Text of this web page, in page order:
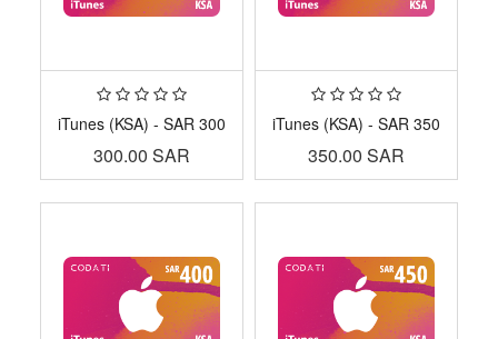
iTunes (KSA) - SAR 300
300.00 SAR
iTunes (KSA) - SAR 350
350.00 SAR